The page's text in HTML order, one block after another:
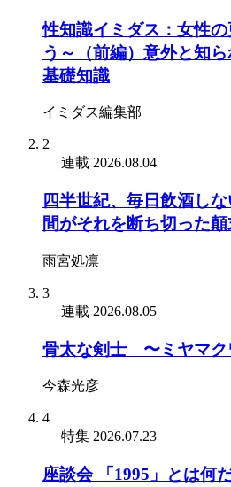
性知識イミダス：女性
う～（前編）意外と知
基礎知識
イミダス編集部
2
連載 2026.08.04
四半世紀、毎日飲酒し
間がそれを断ち切った
雨宮処凛
3
連載 2026.08.05
骨太な剣士 〜ミヤマク
今森光彦
4
特集 2026.07.23
座談会 「1995」とは何